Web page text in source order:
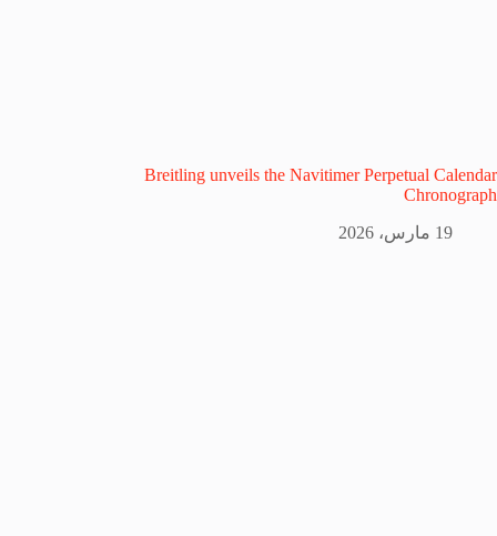
Breitling unveils the Navitimer Perpetual Calendar
Chronograph
19 مارس، 2026